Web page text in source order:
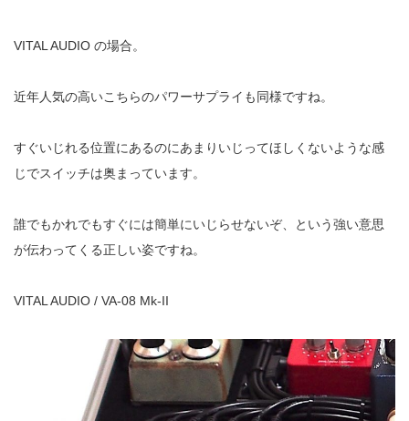
VITAL AUDIO の場合。
近年人気の高いこちらのパワーサプライも同様ですね。
すぐいじれる位置にあるのにあまりいじってほしくないような感
じでスイッチは奥まっています。
誰でもかれでもすぐには簡単にいじらせないぞ、という強い意思
が伝わってくる正しい姿ですね。
VITAL AUDIO / VA-08 Mk-II